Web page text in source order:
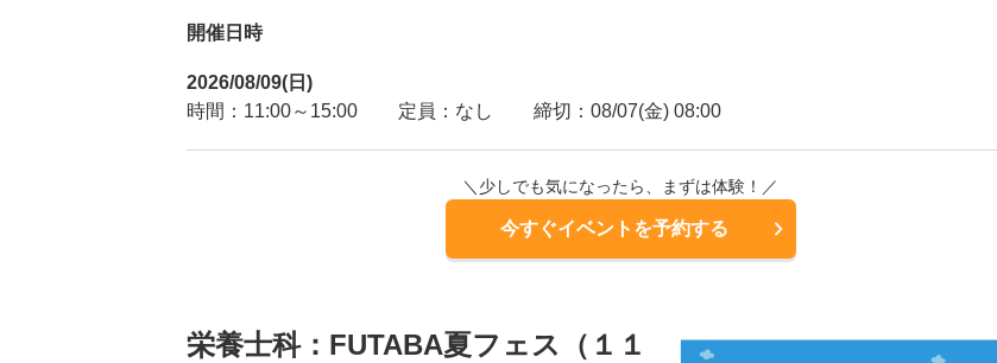
開催日時
2026/08/09(日)
時間：11:00～15:00
定員：なし 締切：08/07(金) 08:00
＼少しでも気になったら、まずは体験！／
今すぐイベントを予約する
栄養士科：FUTABA夏フェス（１１